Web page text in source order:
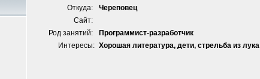
Откуда:
Череповец
Сайт:
Род занятий:
Программист-разработчик
Интересы: Хорошая литература, дети, стрельба из лука